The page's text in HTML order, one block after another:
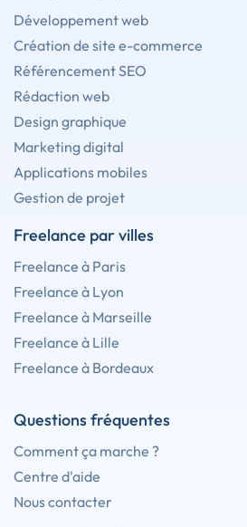
Développement web
Création de site e-commerce
Référencement SEO
Rédaction web
Design graphique
Marketing digital
Applications mobiles
Gestion de projet
Freelance par villes
Freelance à Paris
Freelance à Lyon
Freelance à Marseille
Freelance à Lille
Freelance à Bordeaux
Questions fréquentes
Comment ça marche ?
Centre d'aide
Nous contacter